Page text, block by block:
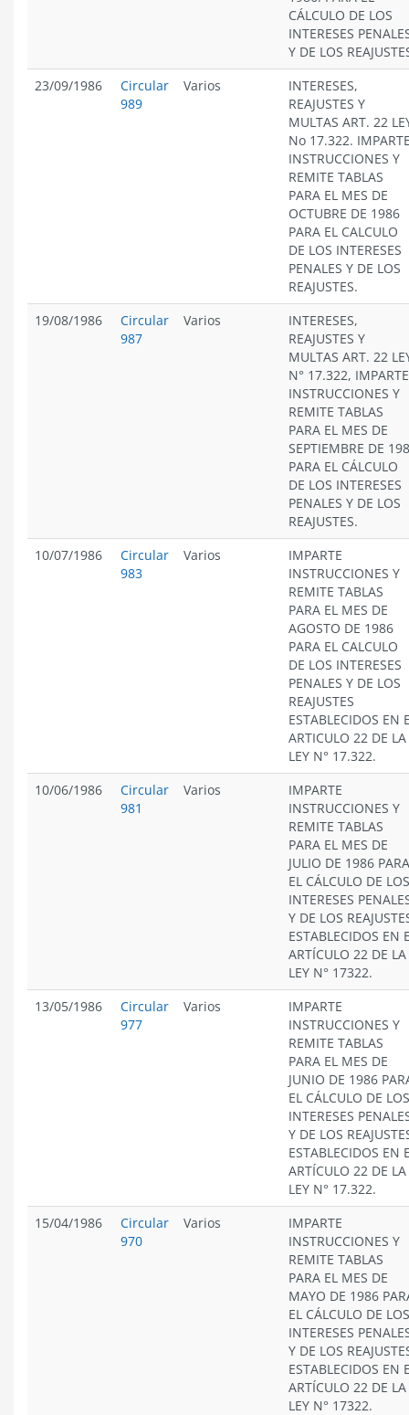
CÁLCULO DE LOS
INTERESES
Y DE LOS
23/09/1986
Circular
989
Varios
INTERESES,
REAJUSTES Y
MULTAS ART. 22
No 17.322.
INSTRUCCIONES Y
REMITE TABLAS
PARA EL MES DE
OCTUBRE DE 1986
PARA EL CALCULO
DE LOS INTERESES
PENALES Y DE LOS
REAJUSTES.
19/08/1986
Circular
987
Varios
INTERESES,
REAJUSTES Y
MULTAS ART. 22
N° 17.322, IMPARTE
INSTRUCCIONES Y
REMITE TABLAS
PARA EL MES DE
SEPTIEMBRE DE
PARA EL CÁLCULO
DE LOS INTERESES
PENALES Y DE LOS
REAJUSTES.
10/07/1986
Circular
983
Varios
IMPARTE
INSTRUCCIONES Y
REMITE TABLAS
PARA EL MES DE
AGOSTO DE 1986
PARA EL CALCULO
DE LOS INTERESES
PENALES Y DE LOS
REAJUSTES
ESTABLECIDOS EN
ARTICULO 22 DE LA
LEY N° 17.322.
10/06/1986
Circular
981
Varios
IMPARTE
INSTRUCCIONES Y
REMITE TABLAS
PARA EL MES DE
JULIO DE 1986 PARA
EL CÁLCULO DE LOS
INTERESES
Y DE LOS
ESTABLECIDOS EN
ARTÍCULO 22 DE LA
LEY N° 17322.
13/05/1986
Circular
977
Varios
IMPARTE
INSTRUCCIONES Y
REMITE TABLAS
PARA EL MES DE
JUNIO DE 1986
EL CÁLCULO DE LOS
INTERESES
Y DE LOS
ESTABLECIDOS EN
ARTÍCULO 22 DE LA
LEY N° 17.322.
15/04/1986
Circular
970
Varios
IMPARTE
INSTRUCCIONES Y
REMITE TABLAS
PARA EL MES DE
MAYO DE 1986
EL CÁLCULO DE LOS
INTERESES
Y DE LOS
ESTABLECIDOS EN
ARTÍCULO 22 DE LA
LEY N° 17322.